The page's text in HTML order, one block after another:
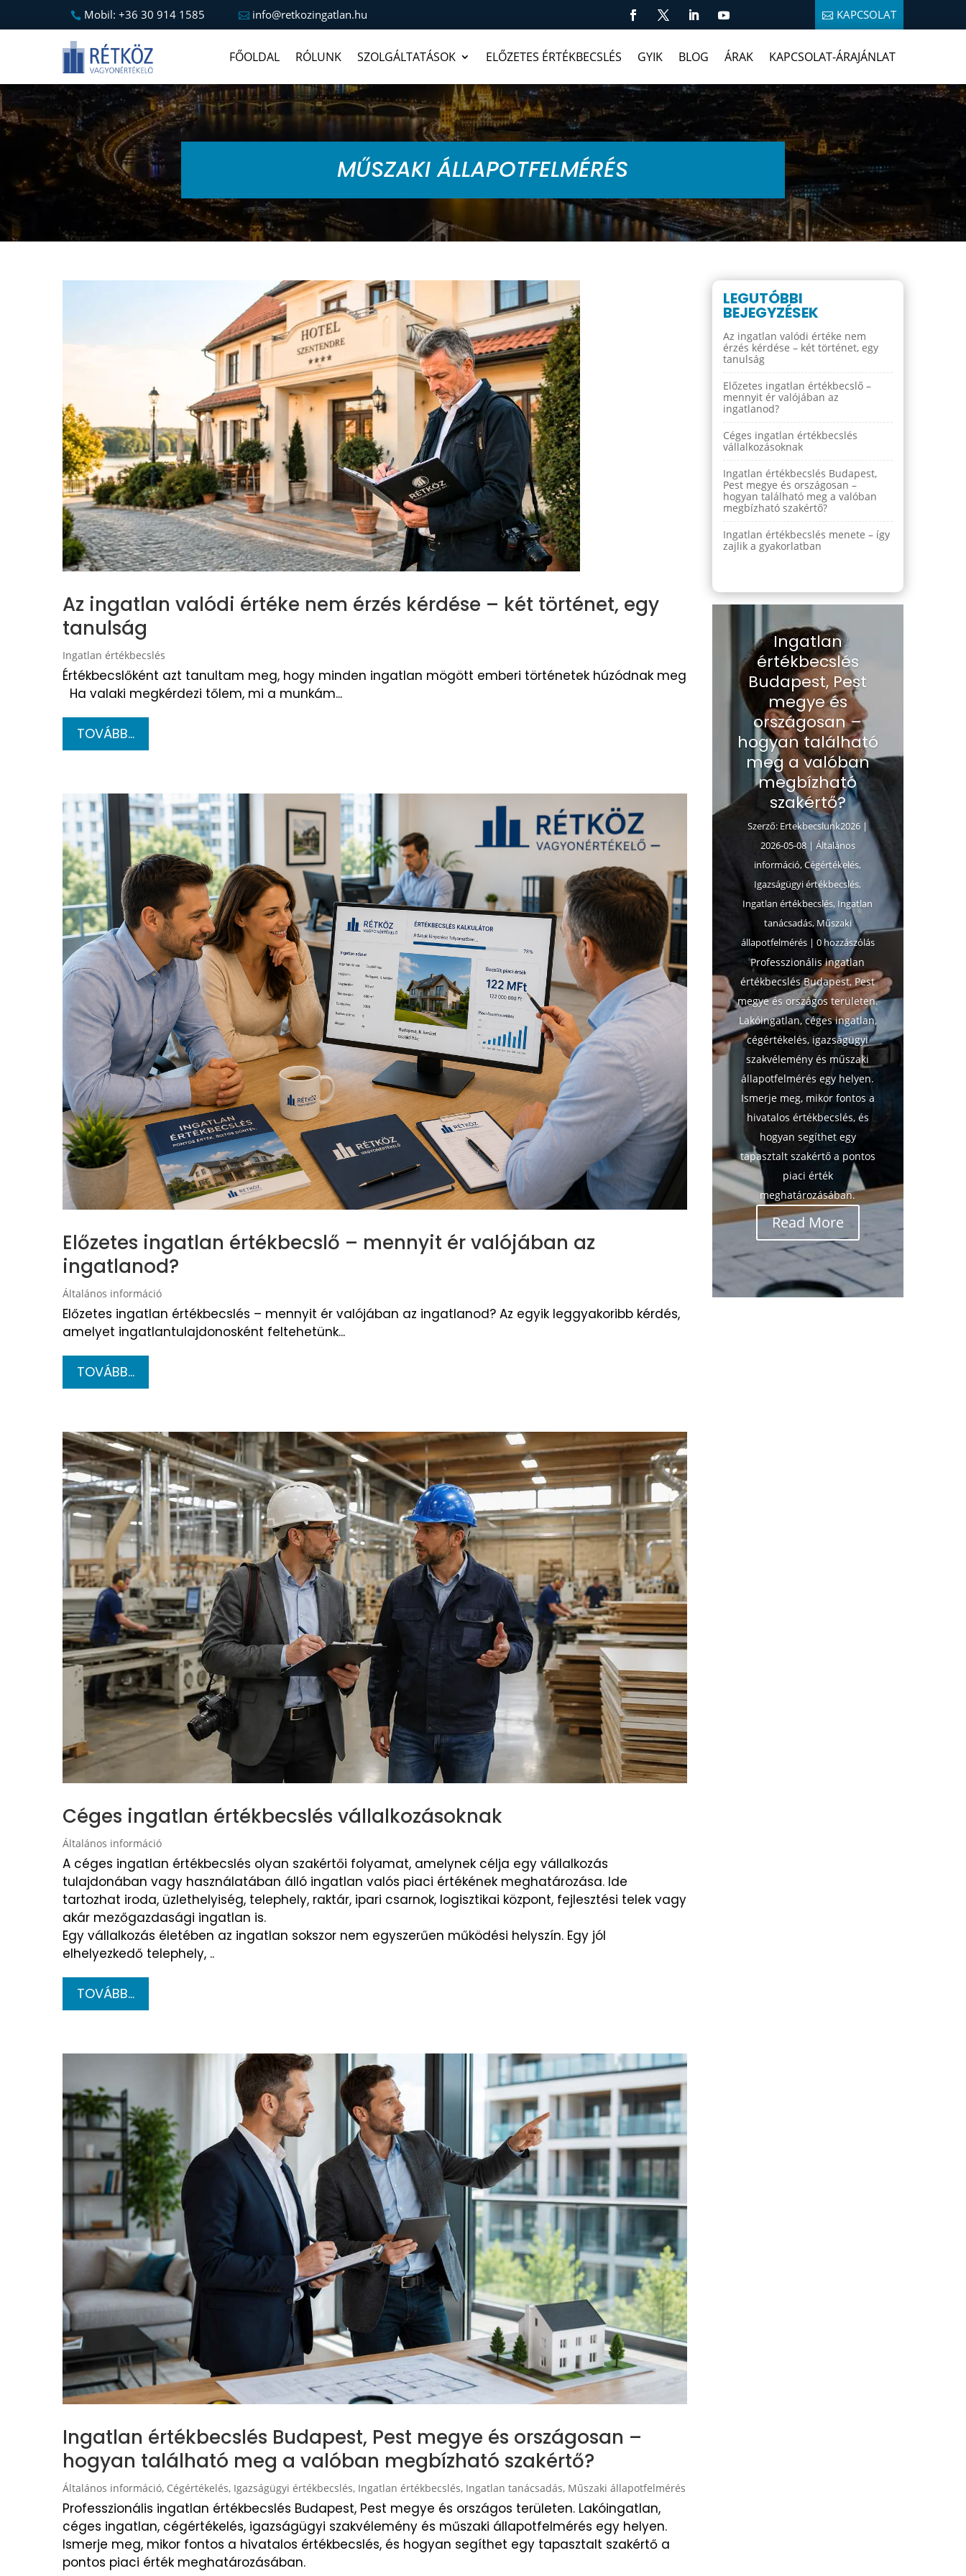
Mobil: +36 30 914 1585 info@retkozingatlan.hu KAPCSOLAT
FŐOLDAL RÓLUNK SZOLGÁLTATÁSOK ELŐZETES ÉRTÉKBECSLÉS GYIK BLOG ÁRAK KAPCSOLAT-ÁRAJÁNLAT
MŰSZAKI ÁLLAPOTFELMÉRÉS
Az ingatlan valódi értéke nem érzés kérdése – két történet, egy
tanulság
Ingatlan értékbecslés
Értékbecslőként azt tanultam meg, hogy minden ingatlan mögött emberi történetek húzódnak meg
Ha valaki megkérdezi tőlem, mi a munkám...
TOVÁBB...
Előzetes ingatlan értékbecslő – mennyit ér valójában az
ingatlanod?
Általános információ
Előzetes ingatlan értékbecslés – mennyit ér valójában az ingatlanod? Az egyik leggyakoribb kérdés,
amelyet ingatlantulajdonosként feltehetünk...
TOVÁBB...
Céges ingatlan értékbecslés vállalkozásoknak
Általános információ
A céges ingatlan értékbecslés olyan szakértői folyamat, amelynek célja egy vállalkozás
tulajdonában vagy használatában álló ingatlan valós piaci értékének meghatározása. Ide
tartozhat iroda, üzlethelyiség, telephely, raktár, ipari csarnok, logisztikai központ, fejlesztési telek vagy
akár mezőgazdasági ingatlan is.
Egy vállalkozás életében az ingatlan sokszor nem egyszerűen működési helyszín. Egy jól
elhelyezkedő telephely, ..
TOVÁBB...
Ingatlan értékbecslés Budapest, Pest megye és országosan –
hogyan található meg a valóban megbízható szakértő?
Általános információ, Cégértékelés, Igazságügyi értékbecslés, Ingatlan értékbecslés, Ingatlan tanácsadás, Műszaki állapotfelmérés
Professzionális ingatlan értékbecslés Budapest, Pest megye és országos területen. Lakóingatlan,
céges ingatlan, cégértékelés, igazságügyi szakvélemény és műszaki állapotfelmérés egy helyen.
Ismerje meg, mikor fontos a hivatalos értékbecslés, és hogyan segíthet egy tapasztalt szakértő a
pontos piaci érték meghatározásában.
LEGUTÓBBI
BEJEGYZÉSEK
Az ingatlan valódi értéke nem
érzés kérdése – két történet, egy
tanulság
Előzetes ingatlan értékbecslő –
mennyit ér valójában az
ingatlanod?
Céges ingatlan értékbecslés
vállalkozásoknak
Ingatlan értékbecslés Budapest,
Pest megye és országosan –
hogyan található meg a valóban
megbízható szakértő?
Ingatlan értékbecslés menete – így
zajlik a gyakorlatban
Ingatlan
értékbecslés
Budapest, Pest
megye és
országosan –
hogyan található
meg a valóban
megbízható
szakértő?
Szerző: Ertekbecslunk2026 |
2026-05-08| Általános
információ,Cégértékelés,
Igazságügyi értékbecslés,
Ingatlan értékbecslés, Ingatlan
tanácsadás, Műszaki
állapotfelmérés| 0 hozzászólás
Professzionális ingatlan
értékbecslés Budapest, Pest
megye és országos területen.
Lakóingatlan, céges ingatlan,
cégértékelés, igazságügyi
szakvélemény és műszaki
állapotfelmérés egy helyen.
Ismerje meg, mikor fontos a
hivatalos értékbecslés, és
hogyan segíthet egy
tapasztalt szakértő a pontos
piaci érték
meghatározásában.
Read More